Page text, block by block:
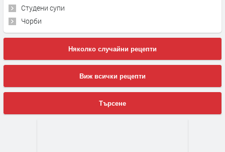
Студени супи
Чорби
Няколко случайни рецепти
Виж всички рецепти
Търсене